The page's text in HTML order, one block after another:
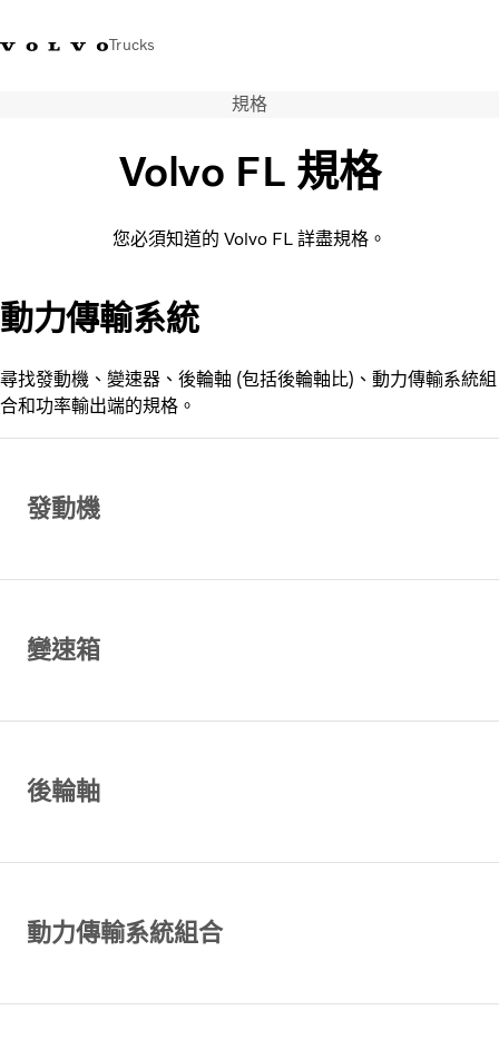
Trucks
售服專線 3713 1788
News
關於我們
IAL 電子報
下載專區
規格
Volvo FL 規格
您必須知道的 Volvo FL 詳盡規格。
動力傳輸系統
尋找發動機、變速器、後輪軸 (包括後輪軸比)、動力傳輸系統組
合和功率輸出端的規格。
發動機
變速箱
後輪軸
動力傳輸系統組合